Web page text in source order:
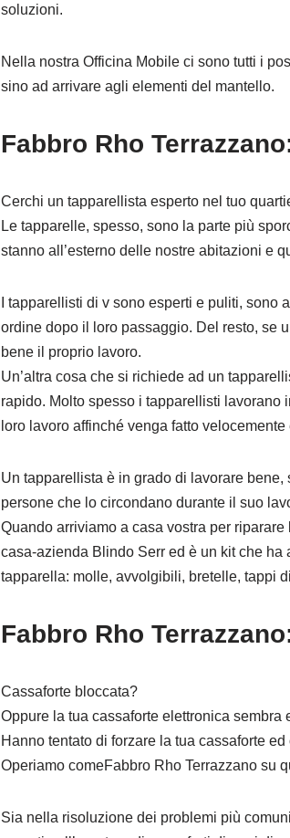
soluzioni.
Nella nostra Officina Mobile ci sono tutti i
sino ad arrivare agli elementi del mantello.
Fabbro Rho
Cerchi un tapparellista esperto nel tuo
Le tapparelle, spesso, sono la parte più
stanno all’esterno delle nostre abitazioni e
I tapparellisti di v sono esperti e puliti, sono
ordine dopo il loro passaggio. Del resto, se
bene il proprio lavoro.
Un’altra cosa che si richiede ad un
rapido. Molto spesso i tapparellisti lavorano
loro lavoro affinché venga fatto velocemente
Un tapparellista è in grado di lavorare
persone che lo circondano durante il suo
Quando arriviamo a casa vostra per
casa-azienda Blindo Serr ed è un kit che
tapparella: molle, avvolgibili, bretelle, tappi
Fabbro Rho
Cassaforte bloccata?
Oppure la tua cassaforte elettronica sembra
Hanno tentato di forzare la tua cassaforte
Operiamo comeFabbro Rho Terrazzano su
Sia nella risoluzione dei problemi più